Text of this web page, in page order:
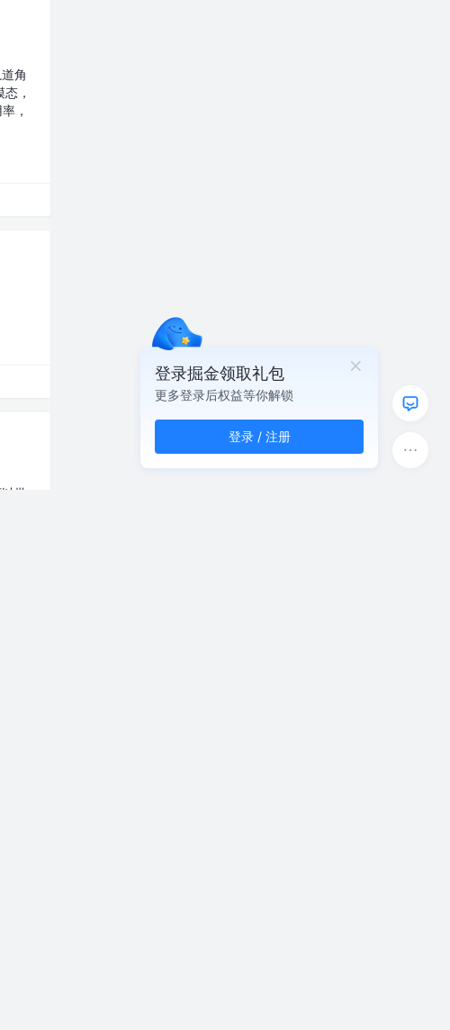
角
，
，
批
登录掘金领取礼包
更多登录后权益等你解锁
登录 / 注册